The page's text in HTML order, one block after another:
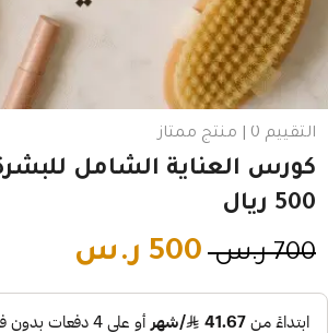
التقييم 0 | منتج ممتاز
كورس العناية الشامل
500 ريال
700 ر.س 500 ر.س